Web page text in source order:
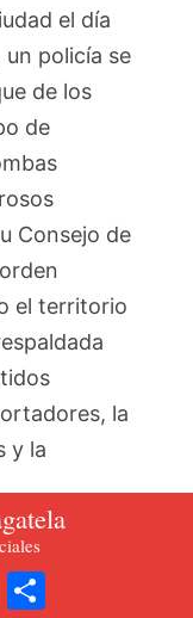
el día
policía se
de los
de
Consejo de
el territorio
la
y la
se sintió en
Email